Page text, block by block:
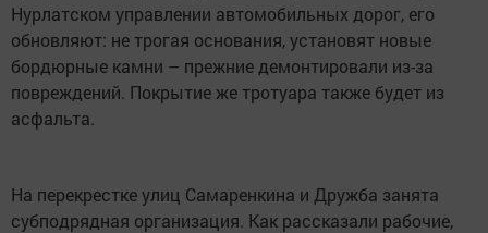
Нурлатском управлении автомобильных дорог, его
обновляют: не трогая основания, установят новые
бордюрные камни – прежние демонтировали из-за
повреждений. Покрытие же тротуара также будет из
асфальта.
На перекрестке улиц Самаренкина и Дружба занята
субподрядная организация. Как рассказали рабочие,